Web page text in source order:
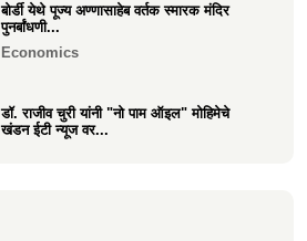
बोर्डी येथे पूज्य अण्णासाहेब वर्तक स्मारक मंदिर
पुनर्बांधणी...
Economics
डॉ. राजीव चुरी यांनी "नो पाम ऑइल" मोहिमेचे
खंडन ईटी न्यूज वर...